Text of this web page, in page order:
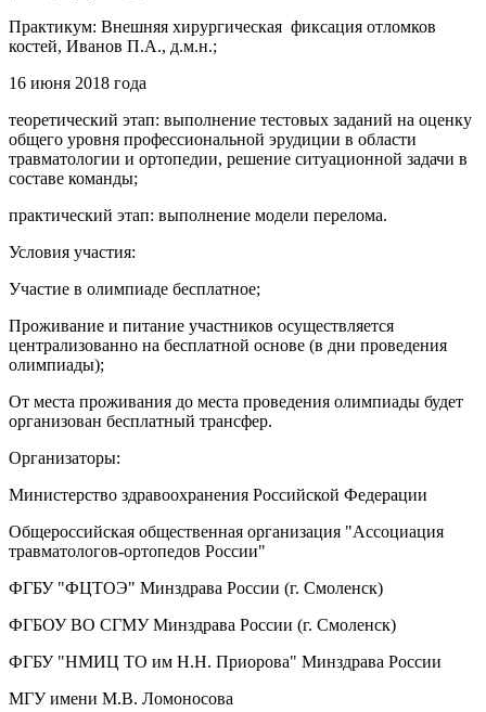
Практикум: Внешняя хирургическая фиксация отломков
костей, Иванов П.А., д.м.н.;
16 июня 2018 года
теоретический этап: выполнение тестовых заданий на оценку
общего уровня профессиональной эрудиции в области
травматологии и ортопедии, решение ситуационной задачи в
составе команды;
практический этап: выполнение модели перелома.
Условия участия:
Участие в олимпиаде бесплатное;
Проживание и питание участников осуществляется
централизованно на бесплатной основе (в дни проведения
олимпиады);
От места проживания до места проведения олимпиады будет
организован бесплатный трансфер.
Организаторы:
Министерство здравоохранения Российской Федерации
Общероссийская общественная организация "Ассоциация
травматологов-ортопедов России"
ФГБУ "ФЦТОЭ" Минздрава России (г. Смоленск)
ФГБОУ ВО СГМУ Минздрава России (г. Смоленск)
ФГБУ "НМИЦ ТО им Н.Н. Приорова" Минздрава России
МГУ имени М.В. Ломоносова